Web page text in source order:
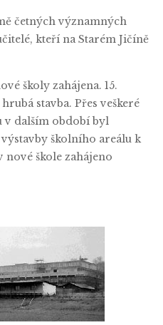
četných významných
kteří na Starém Jičíně
školy zahájena. 15.
stavba. Přes veškeré
v dalším období byl
školního areálu k
nové škole zahájeno